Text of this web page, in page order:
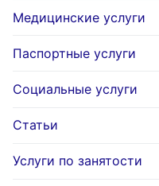
Медицинские услуги
Паспортные услуги
Социальные услуги
Статьи
Услуги по занятости